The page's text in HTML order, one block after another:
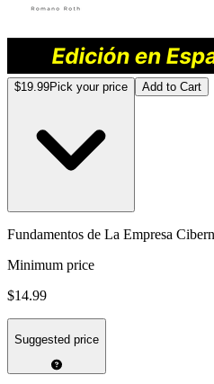
$19.99Pick your price Add to Cart
Fundamentos de La Empresa
Minimum price
$14.99
Suggested price